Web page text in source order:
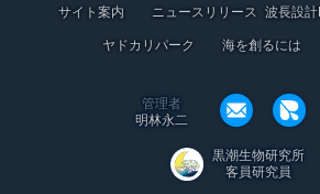
サイト案内 ニュースリリース 波長設
ヤドカリパーク 海を創るには
管理者
明林永二
黒潮生物研究所
客員研究員